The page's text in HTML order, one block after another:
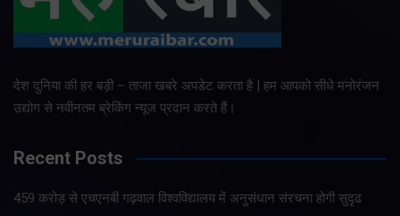
देश दुनिया की हर बड़ी – ताजा खबरे अपडेट करता है | हम आपको सीधे मनोरंजन
उद्योग से नवीनतम ब्रेकिंग न्यूज प्रदान करते हैं।
Recent Posts
459 करोड़ से एचएनबी गढ़वाल विश्वविद्यालय में अनुसंधान संरचना होगी सुदृढ